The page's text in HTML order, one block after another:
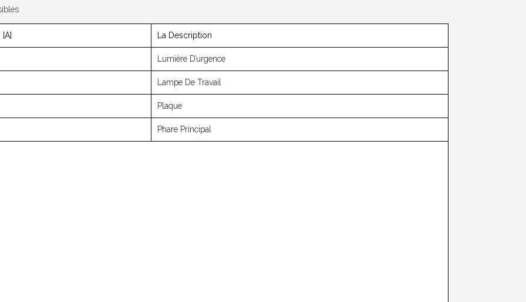
La Description
Lumière D’urgence
Lampe De Travail
Plaque
Phare Principal